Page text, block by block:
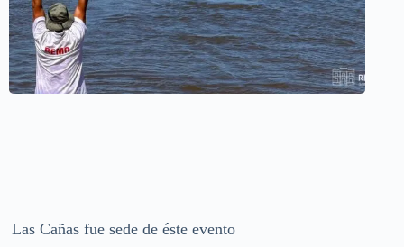
Las Cañas fue sede de éste evento